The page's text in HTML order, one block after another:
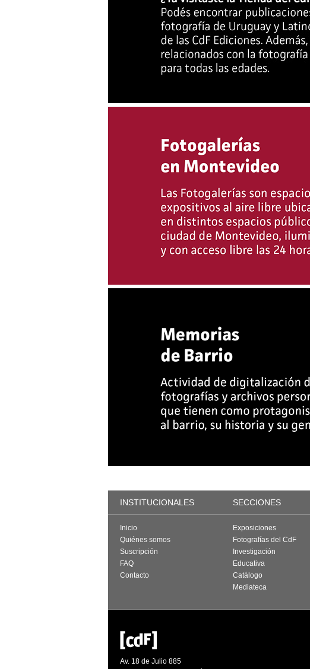
INSTITUCIONALES SECCIONES
Inicio
Quiénes somos
Suscripción
FAQ
Contacto
Exposiciones
Fotografías del CdF
Investigación
Educativa
Catálogo
Mediateca
Av. 18 de Julio 885